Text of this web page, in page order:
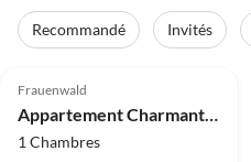
Recommandé Invités
Frauenwald
Appartement Charmant appartement de vacances sur le sentier de Thuringe
1 Chambres